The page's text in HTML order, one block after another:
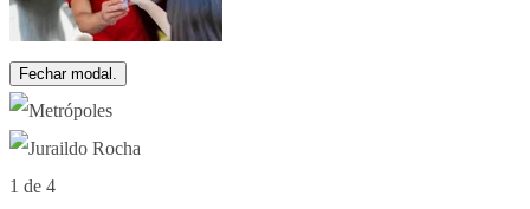
Fechar modal.
1 de 4